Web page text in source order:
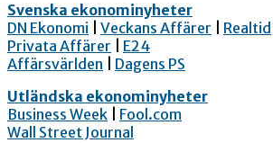
Svenska ekonominyheter
DN Ekonomi
Veckans Affärer
Realtid
Privata Affärer
E24
Affärsvärlden
Dagens PS
Utländska ekonominyheter
Business Week
Fool.com
Wall Street Journal